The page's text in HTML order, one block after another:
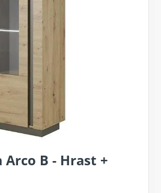
B - Hrast +